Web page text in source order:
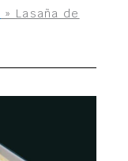
» Lasaña de